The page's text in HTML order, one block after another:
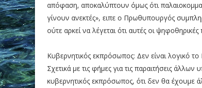
απόφαση, αποκαλύπτουν όμως ότι
γίνουν ανεκτές», ειπε ο Πρωθυπουργός
ούτε αρκεί να λέγεται ότι αυτές οι
Κυβερνητικός εκπρόσωπος: Δεν είναι λογικό
Σχετικά με τις φήμες για τις παραιτήσεις
κυβερνητικός εκπρόσωπος, ότι δεν θα έχουμε